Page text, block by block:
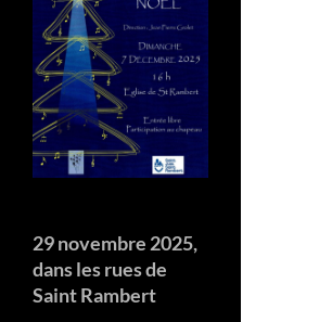
29 novembre 2025,
dans les rues de
Saint Rambert